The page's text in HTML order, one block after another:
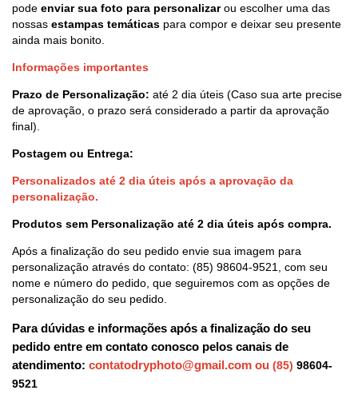
pode enviar sua foto para personalizarou escolher uma das
nossas estampas temáticas para compor e deixar seu presente
ainda mais bonito.
Informações importantes
Prazo de Personalização: até 2 dia úteis (Caso sua arte precise
de aprovação, o prazo será considerado a partir da aprovação
final).
Postagem ou Entrega:
Personalizados até 2 dia úteis após a aprovação da
personalização.
Produtos sem Personalização até 2 dia úteis após compra.
Após a finalização do seu pedido envie sua imagem para
personalização através do contato: (85) 98604-9521
, com seu
nome e número do pedido, que seguiremos com as opções de
personalização do seu pedido.
Para dúvidas e informações após a finalização do seu
pedido entre em contato conosco pelos canais de
atendimento: contatodryphoto@gmail.com ou (85) 98604-
9521